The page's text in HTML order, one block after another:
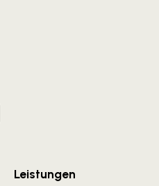
Leistungen